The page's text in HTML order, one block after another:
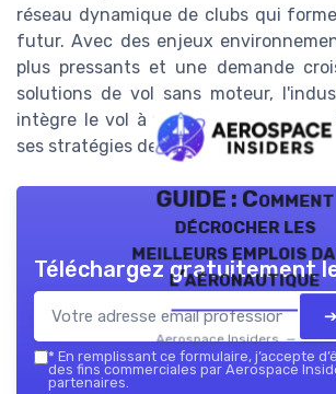
réseau dynamique de clubs qui
futur. Avec des enjeux
plus pressants et une demande
solutions de vol sans moteur,
intègre le vol à voile comme un axe
ses stratégies de développement.
GUIDE : Comment
décrocher les
meilleurs emplois
l’aéronautique
Aerospace Insiders — 2026
Téléchargez gratuitement
* En remplissant ce formulaire, j’accepte
des fins commerciales par Aerospace
partenaires.